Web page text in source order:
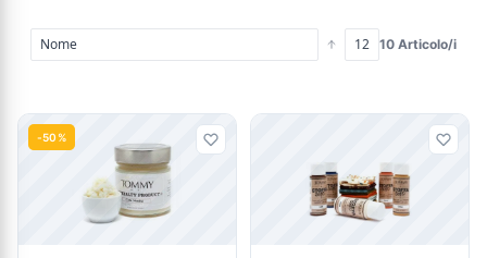
10 Articolo/i
Prodotti
-50%